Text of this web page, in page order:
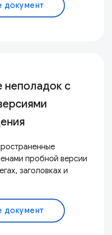
документ
неполадок с
пробной версии
заголовках и
документ